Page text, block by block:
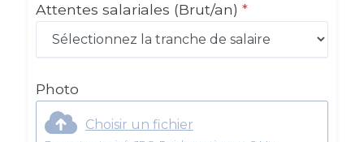
Attentes salariales (Brut/an) *
Photo
Choisir un fichier